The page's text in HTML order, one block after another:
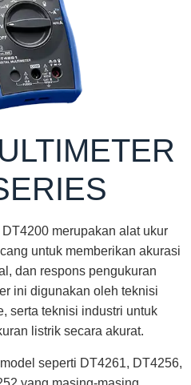
merupakan alat ukur
untuk memberikan akurasi
dan respons pengukuran
ini digunakan oleh teknisi
serta teknisi industri untuk
listrik secara akurat.
seperti DT4261, DT4256,